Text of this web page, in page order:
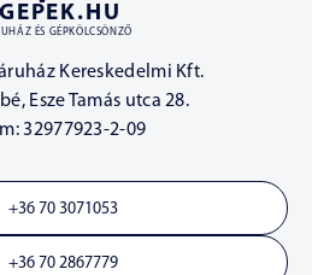
ÉS GÉPKÖLCSÖNZŐ
Kereskedelmi Kft.
Esze Tamás utca 28.
32977923-2-09
+36 70 3071053
+36 70 2867779